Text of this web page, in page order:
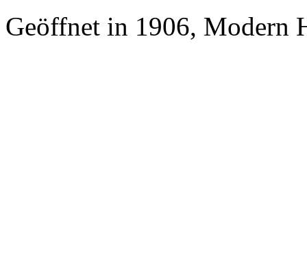
Geöffnet in 1906, Modern